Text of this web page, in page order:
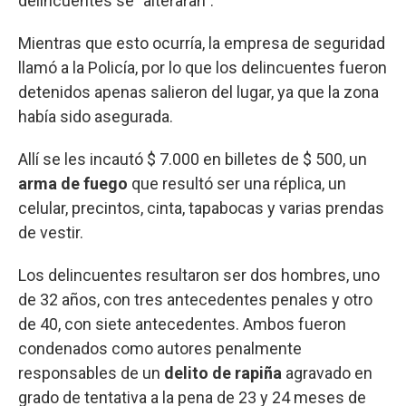
Mientras que esto ocurría, la empresa de seguridad
llamó a la Policía, por lo que los delincuentes fueron
detenidos apenas salieron del lugar, ya que la zona
había sido asegurada.
Allí se les incautó $ 7.000 en billetes de $ 500, un
arma de fuego que resultó ser una réplica, un
celular, precintos, cinta, tapabocas y varias prendas
de vestir.
Los delincuentes resultaron ser dos hombres, uno
de 32 años, con tres antecedentes penales y otro
de 40, con siete antecedentes. Ambos fueron
condenados como autores penalmente
responsables de un delito de rapiña agravado en
grado de tentativa a la pena de 23 y 24 meses de